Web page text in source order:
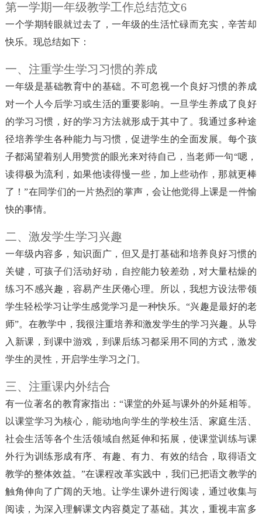
第一学期一年级教学工作总结范文6
一个学期转眼就过去了，一年级的生活忙碌而充实，辛苦却
快乐。现总结如下：
一、注重学生学习习惯的养成
一年级是基础教育中的基础。不可忽视一个良好习惯的养成
对一个人今后学习或生活的重要影响。一旦学生养成了良好
的学习习惯，好的学习方法就形成于其中了。我通过多种途
径培养学生各种能力与习惯，促进学生的全面发展。每个孩
子都渴望着别人用赞赏的眼光来对待自己，当老师一句“嗯，
读得极为流利，如果他读得慢一些，加上些动作，那就更棒
了！”在同学们的一片热烈的掌声，会让他觉得上课是一件愉
快的事情。
二、激发学生学习兴趣
一年级内容多，知识面广，但又是打基础和培养良好习惯的
关键，可孩子们活动好动，自控能力较差劲，对大量枯燥的
练习不感兴趣，容易产生厌倦心理。所以，我想方设法带领
学生轻松学习让学生感觉学习是一种快乐。“兴趣是最好的老
师”。在教学中，我很注重培养和激发学生的学习兴趣。从导
入新课，到课中游戏，到课后练习都采用不同的方式，激发
学生的灵性，开启学生学习之门。
三、注重课内外结合
有一位著名的教育家指出：“课堂的外延与课外的外延相等。
以课堂学习为核心，能动地向学生的学校生活、家庭生活、
社会生活等各个生活领域自然延伸和拓展，使课堂训练与课
外行为训练形成有序、有趣、有力、有效的结合，取得语文
教学的整体效益。”在课程改革实践中，我们已把语文教学的
触角伸向了广阔的天地。让学生课外进行阅读，通过收集与
阅读，为深入理解课文内容奠定了基础。其次，重视丰富多